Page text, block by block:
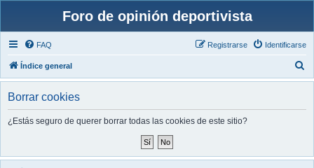
Foro de opinión deportivista
FAQ Identificarse
Registrarse
Índice general
u
Borrar cookies
¿Estás seguro de querer borrar todas las cookies de este sitio?